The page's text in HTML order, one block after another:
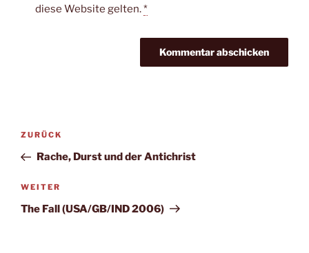
diese Website gelten.*
Beitragsnavigation
Vorheriger
Beitrag
ZURÜCK
Rache, Durst und der Antichrist
Nächster
Beitrag
WEITER
The Fall (USA/GB/IND 2006)